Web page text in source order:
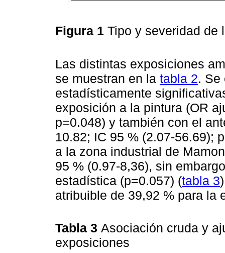
Figura 1 Tipo y severidad
Las distintas exposiciones
se muestran en la tabla 2. Se
estadísticamente
exposición a la pintura (OR
p=0.048) y también con el
10.82; IC 95 % (2.07-56.69);
a la zona industrial de
95 % (0.97-8,36), sin
estadística (p=0.057) (tabla 3
atribuible de 39,92 % para la
Tabla 3 Asociación cruda y
exposiciones